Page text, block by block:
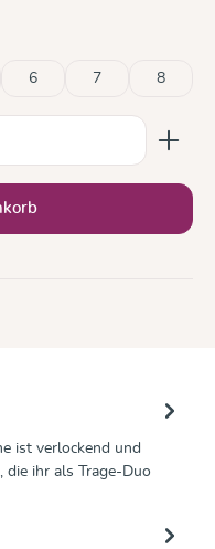
6 7 8
Wert ein
ist verlockend und
die ihr als Trage-Duo